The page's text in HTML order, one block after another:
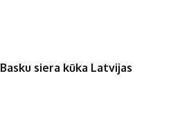
Basku siera kūka Latvijas